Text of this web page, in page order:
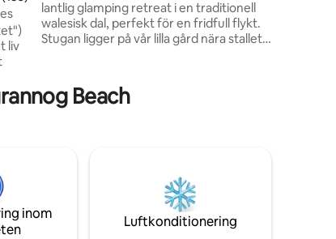
liv
lantlig glamping retreat i en traditionell
walesisk dal, perfekt för en fridfull flykt.
Stugan ligger på vår lilla gård nära stallet
betar utanför, njut av frukost på den
privata verandan och titta på hästar som
Beach
inom
Luftkonditionering